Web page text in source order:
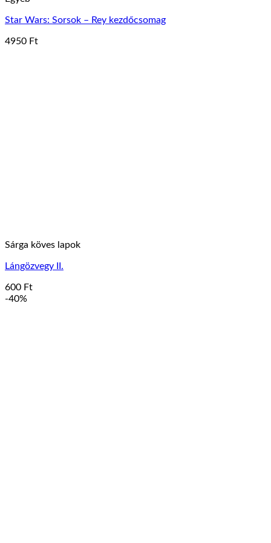
Star Wars: Sorsok – Rey kezdőcsomag
4950 Ft
Sárga köves lapok
Lángözvegy II.
600 Ft
-40%